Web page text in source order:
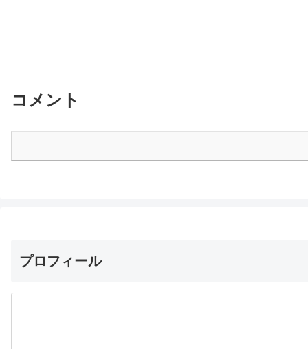
コメント
プロフィール